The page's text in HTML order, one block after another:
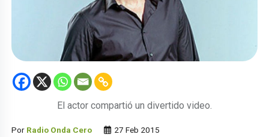
El actor compartió un divertido video.
Por Radio Onda Cero 27 Feb 2015